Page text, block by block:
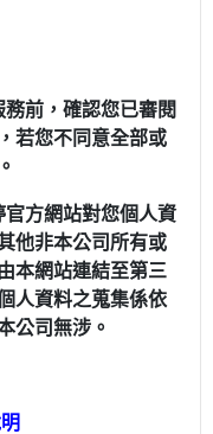
前，確認您已審閱
若您不同意全部或
方網站對您個人資
他非本公司所有或
本網站連結至第三
人資料之蒐集係依
公司無涉。